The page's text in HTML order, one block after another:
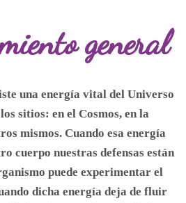
general
una energía vital del Universo
sitios: en el Cosmos, en la
mismos. Cuando esa energía
cuerpo nuestras defensas están
puede experimentar el
dicha energía deja de fluir